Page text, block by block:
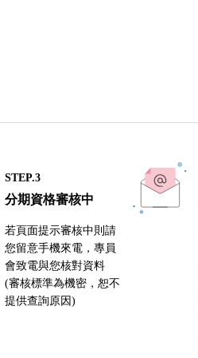
STEP.3
分期資格審核中
若頁面提示審核中則請
您留意手機來電，專員
會致電與您核對資料
(審核標準為機密，恕不
提供查詢原因)